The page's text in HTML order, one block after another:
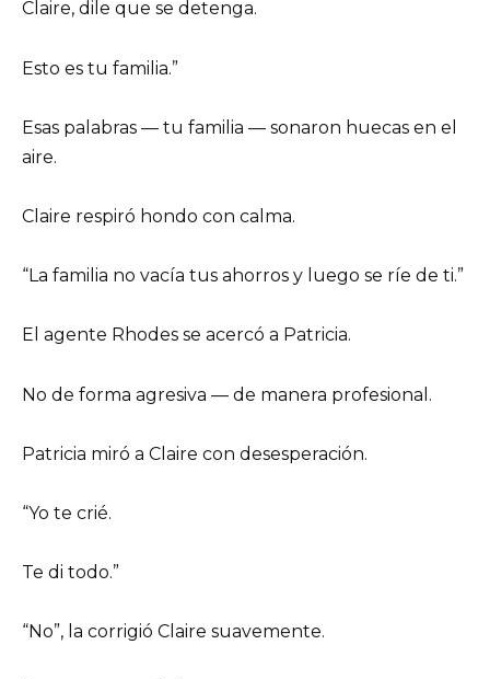
Claire, dile que se detenga.
Esto es tu familia.”
Esas palabras — tu familia — sonaron huecas en el
aire.
Claire respiró hondo con calma.
“La familia no vacía tus ahorros y luego se ríe de ti.”
El agente Rhodes se acercó a Patricia.
No de forma agresiva — de manera profesional.
Patricia miró a Claire con desesperación.
“Yo te crié.
Te di todo.”
“No”, la corrigió Claire suavemente.